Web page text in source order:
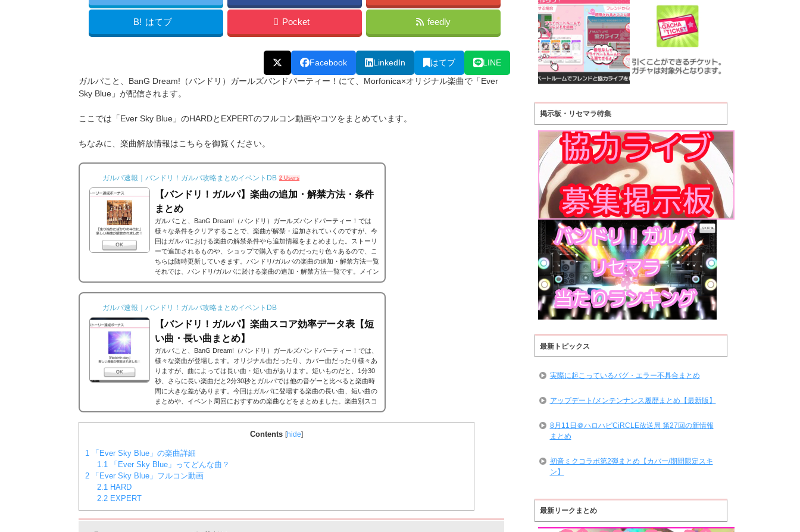
B! はてブ Pocket feedly
Facebook LinkedIn はてブ
LINE
ガルパこと、BanG Dream!（バンドリ）ガールズバンドパーティー！にて、Morfonica×オリジナル楽曲で「Ever
Sky Blue」が配信されます。
ここでは「Ever Sky Blue」のHARDとEXPERTのフルコン動画やコツをまとめています。
ちなみに、楽曲解放情報はこちらを御覧ください。
ガルパ速報｜バンドリ！ガルパ攻略まとめイベントDB 2 Users
【バンドリ！ガルパ】楽曲の追加・解禁方法・条件
まとめ
ガルパこと、BanG Dream!（バンドリ）ガールズバンドパーティー！では
様々な条件をクリアすることで、楽曲が解禁・追加されていくのですが、今
回はガルパにおける楽曲の解禁条件やら追加情報をまとめました。ストーリ
ーで追加されるものや、ショップで購入するものだったり色々あるので、こ
ちらは随時更新していきます。バンドリ/ガルパの楽曲の追加・解禁方法一覧
それでは、バンドリ/ガルパに於ける楽曲の追加・解禁方法一覧です。メイン
ストーリーだったり、バンドストーリーだったり、いろいろな条件があると
思うのですが、それぞれ...
ガルパ速報｜バンドリ！ガルパ攻略まとめイベントDB
【バンドリ！ガルパ】楽曲スコア効率データ表【短
い曲・長い曲まとめ】
ガルパこと、BanG Dream!（バンドリ）ガールズバンドパーティー！では、
様々な楽曲が登場します。オリジナル曲だったり、カバー曲だったり様々あ
りますが、曲によっては長い曲・短い曲があります。短いものだと、1分30
秒、さらに長い楽曲だと2分30秒とガルパでは他の音ゲーと比べると楽曲時
間に大きな差があります。今回はガルパに登場する楽曲の長い曲、短い曲の
まとめや、イベント周回におすすめの楽曲などをまとめました。楽曲別スコ
ア効率表(協力ライブ) ↓別タブで見る場合はこちら。
バンドリ！ガルパ ス
コア...
Contents [hide]
1 「Ever Sky Blue」の楽曲詳細
1.1「Ever Sky Blue」ってどんな曲？
2 「Ever Sky Blue」フルコン動画
2.1HARD
2.2EXPERT
掲示板・リセマラ特集
最新トピックス
実際に起こっているバグ・エラー不具合まとめ
アップデート/メンテンナンス履歴まとめ【最新版】
8月11日＠ハロハピCiRCLE放送局 第27回の新情報
まとめ
初音ミクコラボ第2弾まとめ【カバー/期間限定スキ
ン】
最新リークまとめ